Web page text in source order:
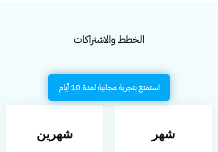
الخطط والاشتراكات
استمتع بتجربة مجانية لمدة 10 أيام
شهر شهرين